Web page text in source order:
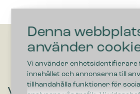
Denna
använder
Vi använder enhetsidentifierare
innehållet och annonserna till
tillhandahålla funktioner för